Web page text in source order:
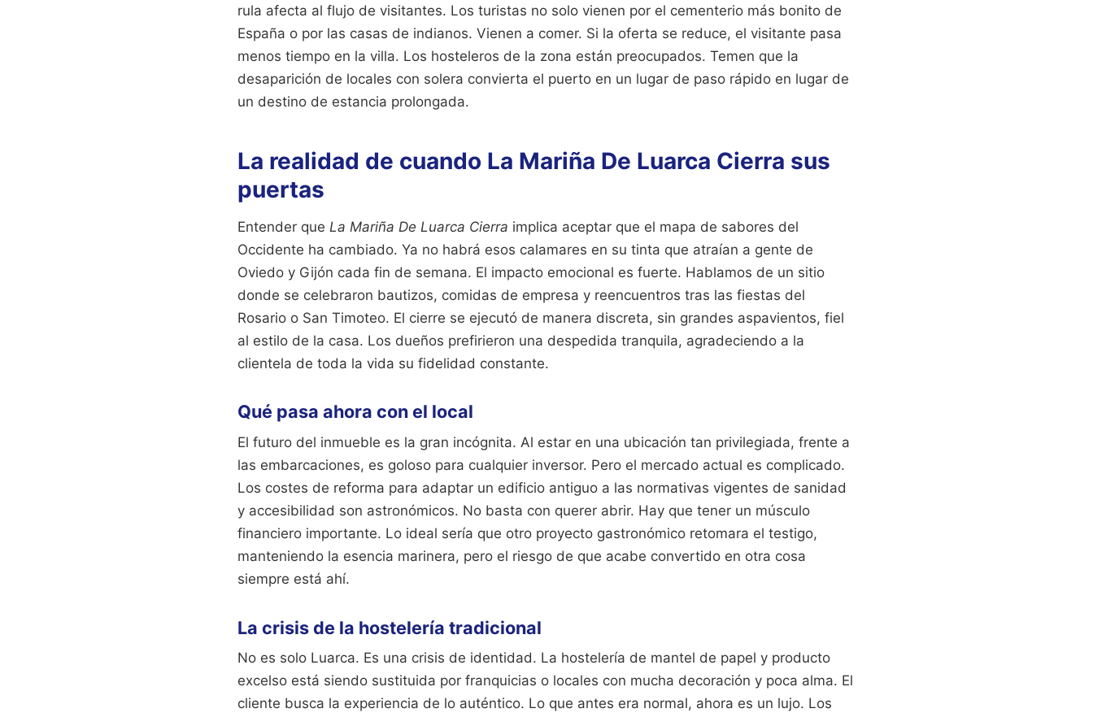
rula afecta al flujo de visitantes. Los turistas no solo vienen por el cementerio más bonito de
España o por las casas de indianos. Vienen a comer. Si la oferta se reduce, el visitante pasa
menos tiempo en la villa. Los hosteleros de la zona están preocupados. Temen que la
desaparición de locales con solera convierta el puerto en un lugar de paso rápido en lugar de
un destino de estancia prolongada.
La realidad de cuando La Mariña De Luarca Cierra sus
puertas
Entender que La Mariña De Luarca Cierra implica aceptar que el mapa de sabores del
Occidente ha cambiado. Ya no habrá esos calamares en su tinta que atraían a gente de
Oviedo y Gijón cada fin de semana. El impacto emocional es fuerte. Hablamos de un sitio
donde se celebraron bautizos, comidas de empresa y reencuentros tras las fiestas del
Rosario o San Timoteo. El cierre se ejecutó de manera discreta, sin grandes aspavientos, fiel
al estilo de la casa. Los dueños prefirieron una despedida tranquila, agradeciendo a la
clientela de toda la vida su fidelidad constante.
Qué pasa ahora con el local
El futuro del inmueble es la gran incógnita. Al estar en una ubicación tan privilegiada, frente a
las embarcaciones, es goloso para cualquier inversor. Pero el mercado actual es complicado.
Los costes de reforma para adaptar un edificio antiguo a las normativas vigentes de sanidad
y accesibilidad son astronómicos. No basta con querer abrir. Hay que tener un músculo
financiero importante. Lo ideal sería que otro proyecto gastronómico retomara el testigo,
manteniendo la esencia marinera, pero el riesgo de que acabe convertido en otra cosa
siempre está ahí.
La crisis de la hostelería tradicional
No es solo Luarca. Es una crisis de identidad. La hostelería de mantel de papel y producto
excelso está siendo sustituida por franquicias o locales con mucha decoración y poca alma. El
cliente busca la experiencia de lo auténtico. Lo que antes era normal, ahora es un lujo. Los